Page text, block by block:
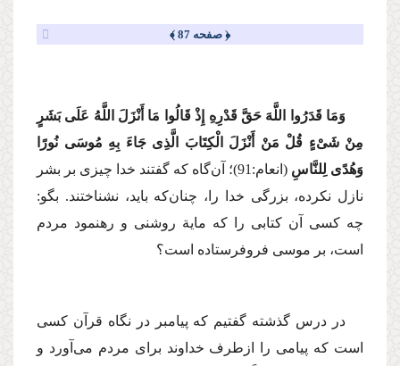
﴿ صفحه 87 ﴾
وَمَا قَدَرُوا اللَّهَ حَقَّ قَدْرِهِ إِذْ قَالُوا مَا أَنْزَلَ اللَّهُ عَلَی بَشَرٍ
مِنْ شَیْءٍ قُلْ مَنْ أَنْزَلَ الْكِتَابَ الَّذِی جَاءَ بِهِ مُوسَی نُورًا
وَهُدًی لِلنَّاسِ (انعام:91)؛
آن‌گاه كه گفتند خدا چیزی بر بشر
نازل نكرده، بزرگی خدا را، چنان‌كه باید، نشناختند. بگو:
چه كسی آن كتابی را كه مایة روشنی و رهنمود مردم
است، بر موسی فروفرستاده است؟
در درس گذشته گفتیم كه پیامبر در نگاه قرآن كسی
است كه پیامی را ازطرف خداوند برای مردم می‌آورد و